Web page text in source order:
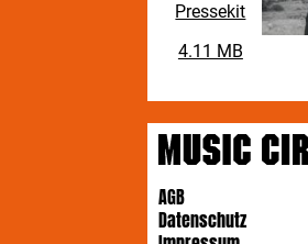
Pressekit
4.11 MB
AGB
Datenschutz